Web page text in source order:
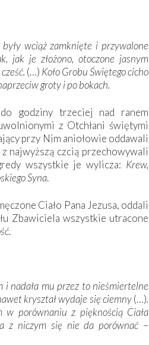
wciąż zamknięte i przywalone
jak je złożono, otoczone jasnym
(…) Koło Grobu Świętego cicho
groty i po bokach.
godziny trzeciej nad ranem
z Otchłani świętymi
przy Nim aniołowie oddawali
najwyższą czcią przechowywali
wszystkie je wylicza: Krew,
Syna.
Ciało Pana Jezusa, oddali
Zbawiciela wszystkie utracone
.
i nadała mu przez to nieśmiertelne
kryształ wydaje się ciemny(…).
w porównaniu z pięknością Ciała
z niczym się nie da porównać –